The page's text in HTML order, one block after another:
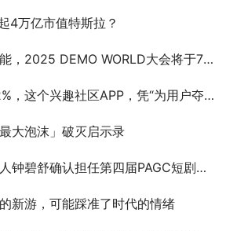
4万亿市值特斯拉？
DEMO WORLD大会将于7月3-4日在上海松江举行
趣社区APP，凭“为用户夺回数据控制权”撬动欧美市场
大泡沫」破灭启示录
舒确认担任第四届PAGC短剧峰会圆桌嘉宾
新游，可能踩准了时代的情绪